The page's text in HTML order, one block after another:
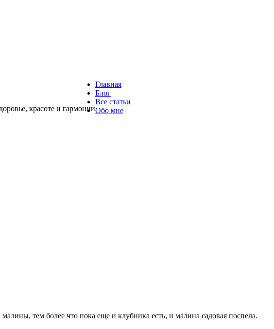
красоте и гармонии
Главная
Блог
Все статьи
Обо мне
тем более что пока еще и клубника есть, и малина садовая поспела.